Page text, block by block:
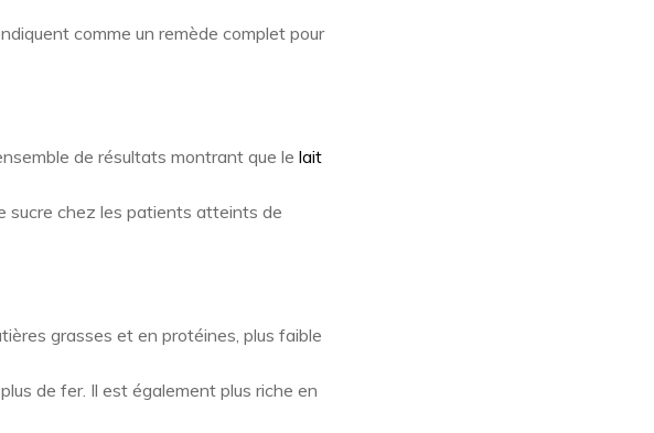
comme un remède complet pour
de résultats montrant que le lait
sucre chez les patients atteints de
grasses et en protéines, plus faible
de fer. Il est également plus riche en